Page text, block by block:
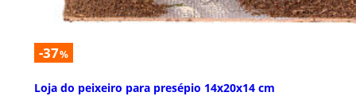
-37%
Loja do peixeiro para presépio 14x20x14 cm